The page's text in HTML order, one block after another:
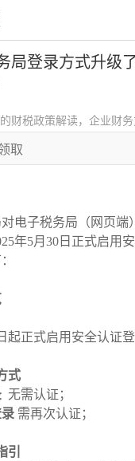
局登录方式升级了​
财税政策解读，企业财务
电子税务局（网页端
年5月30日正式启用
起正式启用安全认证登
式
无需认证；
需再次认证；
引